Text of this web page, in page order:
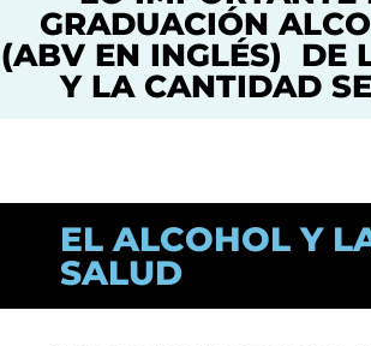
GRADUACIÓN
(ABV EN INGLÉS) DE
Y LA CANTIDAD
EL ALCOHOL Y
SALUD